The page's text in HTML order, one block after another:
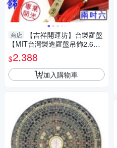
商店
【吉祥開運坊】台製羅盤
【MIT台灣製造羅盤吊飾2.6吋8
cm 可吊家中 車上 三元 三合 鎮
宅辟邪】開光
$2,388
加入購物車